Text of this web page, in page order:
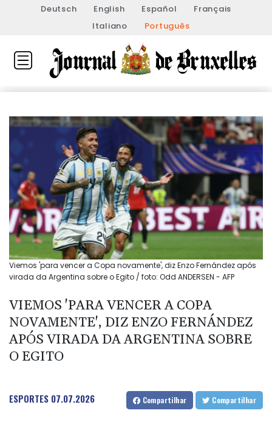
Deutsch English Español
Français
Italiano
Português
Viemos 'para vencer a Copa novamente', diz Enzo Fernández após
virada da Argentina sobre o Egito / foto: Odd ANDERSEN - AFP
VIEMOS 'PARA VENCER A COPA
NOVAMENTE', DIZ ENZO FERNÁNDEZ
APÓS VIRADA DA ARGENTINA SOBRE
O EGITO
ESPORTES 07.07.2026 Compartilhar Compartilhar